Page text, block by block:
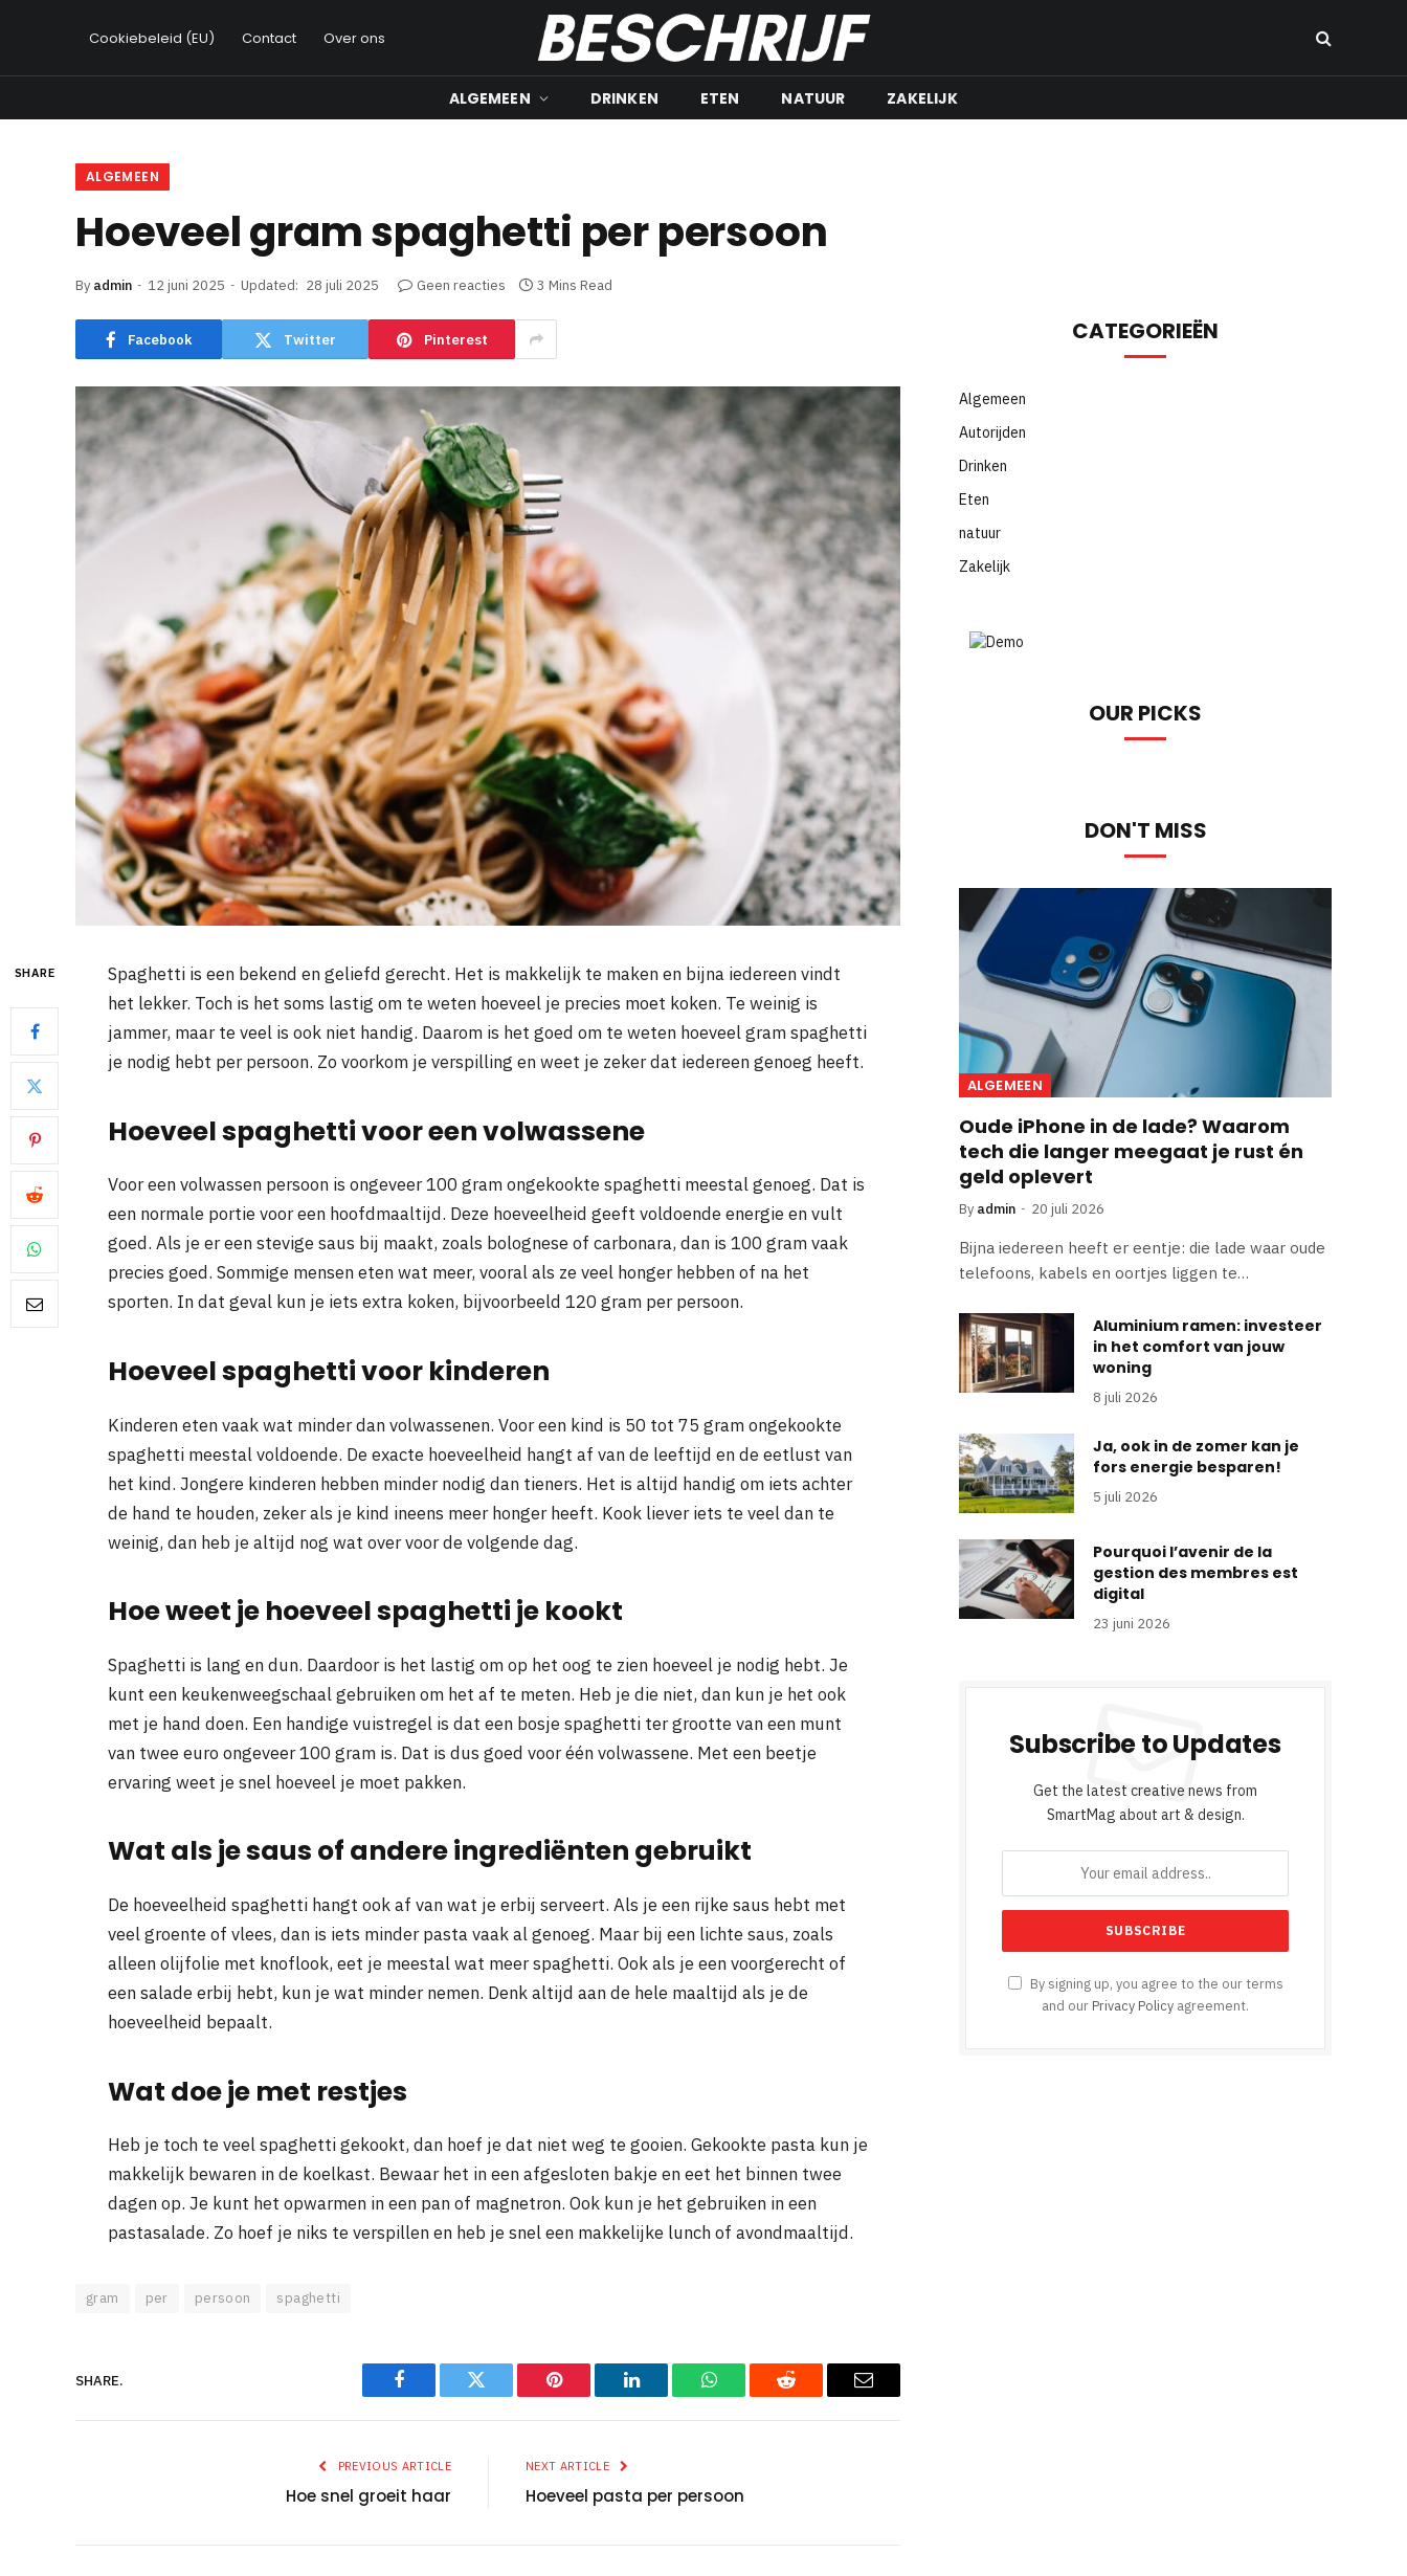
Cookiebeleid (EU) Contact Over ons
ALGEMEEN DRINKEN ETEN NATUUR ZAKELIJK
ALGEMEEN
Hoeveel gram spaghetti per persoon
By admin 12 juni 2025 Updated: 28 juli 2025 Geen reacties 3 Mins Read
Facebook Twitter Pinterest
SHARE
Spaghetti is een bekend en geliefd gerecht. Het is makkelijk te maken en bijna iedereen vindt
het lekker. Toch is het soms lastig om te weten hoeveel je precies moet koken. Te weinig is
jammer, maar te veel is ook niet handig. Daarom is het goed om te weten hoeveel gram spaghetti
je nodig hebt per persoon. Zo voorkom je verspilling en weet je zeker dat iedereen genoeg heeft.
Hoeveel spaghetti voor een volwassene
Voor een volwassen persoon is ongeveer 100 gram ongekookte spaghetti meestal genoeg. Dat is
een normale portie voor een hoofdmaaltijd. Deze hoeveelheid geeft voldoende energie en vult
goed. Als je er een stevige saus bij maakt, zoals bolognese of carbonara, dan is 100 gram vaak
precies goed. Sommige mensen eten wat meer, vooral als ze veel honger hebben of na het
sporten. In dat geval kun je iets extra koken, bijvoorbeeld 120 gram per persoon.
Hoeveel spaghetti voor kinderen
Kinderen eten vaak wat minder dan volwassenen. Voor een kind is 50 tot 75 gram ongekookte
spaghetti meestal voldoende. De exacte hoeveelheid hangt af van de leeftijd en de eetlust van
het kind. Jongere kinderen hebben minder nodig dan tieners. Het is altijd handig om iets achter
de hand te houden, zeker als je kind ineens meer honger heeft. Kook liever iets te veel dan te
weinig, dan heb je altijd nog wat over voor de volgende dag.
Hoe weet je hoeveel spaghetti je kookt
Spaghetti is lang en dun. Daardoor is het lastig om op het oog te zien hoeveel je nodig hebt. Je
kunt een keukenweegschaal gebruiken om het af te meten. Heb je die niet, dan kun je het ook
met je hand doen. Een handige vuistregel is dat een bosje spaghetti ter grootte van een munt
van twee euro ongeveer 100 gram is. Dat is dus goed voor één volwassene. Met een beetje
ervaring weet je snel hoeveel je moet pakken.
Wat als je saus of andere ingrediënten gebruikt
De hoeveelheid spaghetti hangt ook af van wat je erbij serveert. Als je een rijke saus hebt met
veel groente of vlees, dan is iets minder pasta vaak al genoeg. Maar bij een lichte saus, zoals
alleen olijfolie met knoflook, eet je meestal wat meer spaghetti. Ook als je een voorgerecht of
een salade erbij hebt, kun je wat minder nemen. Denk altijd aan de hele maaltijd als je de
hoeveelheid bepaalt.
Wat doe je met restjes
Heb je toch te veel spaghetti gekookt, dan hoef je dat niet weg te gooien. Gekookte pasta kun je
makkelijk bewaren in de koelkast. Bewaar het in een afgesloten bakje en eet het binnen twee
dagen op. Je kunt het opwarmen in een pan of magnetron. Ook kun je het gebruiken in een
pastasalade. Zo hoef je niks te verspillen en heb je snel een makkelijke lunch of avondmaaltijd.
gram per persoon spaghetti
SHARE.
Facebook Twitter Pinterest LinkedIn WhatsAppReddit Email
PREVIOUS ARTICLE
Hoe snel groeit haar
NEXT ARTICLE
Hoeveel pasta per persoon
CATEGORIEËN
Algemeen
Autorijden
Drinken
Eten
natuur
Zakelijk
OUR PICKS
DON'T MISS
ALGEMEEN
Oude iPhone in de lade? Waarom
tech die langer meegaat je rust én
geld oplevert
By admin 20 juli 2026
Bijna iedereen heeft er eentje: die lade waar oude
telefoons, kabels en oortjes liggen te…
Aluminium ramen: investeer
in het comfort van jouw
woning
8 juli 2026
Ja, ook in de zomer kan je
fors energie besparen!
5 juli 2026
Pourquoi l’avenir de la
gestion des membres est
digital
23 juni 2026
Subscribe to Updates
Get the latest creative news from
SmartMag about art & design.
By signing up, you agree to the our terms
and our Privacy Policy agreement.